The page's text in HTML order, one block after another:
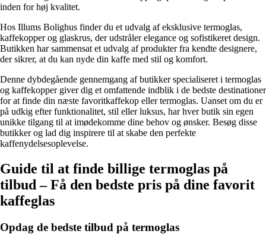
inden for høj kvalitet.
Hos Illums Bolighus finder du et udvalg af eksklusive termoglas,
kaffekopper og glaskrus, der udstråler elegance og sofistikeret design.
Butikken har sammensat et udvalg af produkter fra kendte designere,
der sikrer, at du kan nyde din kaffe med stil og komfort.
Denne dybdegående gennemgang af butikker specialiseret i termoglas
og kaffekopper giver dig et omfattende indblik i de bedste destinationer
for at finde din næste favoritkaffekop eller termoglas. Uanset om du er
på udkig efter funktionalitet, stil eller luksus, har hver butik sin egen
unikke tilgang til at imødekomme dine behov og ønsker. Besøg disse
butikker og lad dig inspirere til at skabe den perfekte
kaffenydelsesoplevelse.
Guide til at finde billige termoglas på
tilbud – Få den bedste pris på dine favorit
kaffeglas
Opdag de bedste tilbud på termoglas